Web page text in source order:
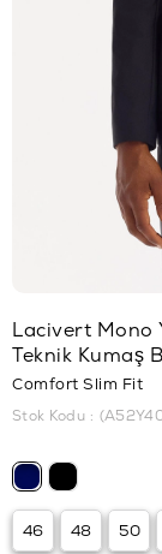
Lacivert Mono
Teknik Kumaş
Comfort Slim Fit
Stok Kodu
46 48 50